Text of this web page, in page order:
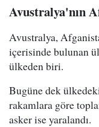
Avustralya'nın
Avustralya,
içerisinde bulunan
ülkeden biri.
Bugüne dek
rakamlara göre
asker ise yaralandı.